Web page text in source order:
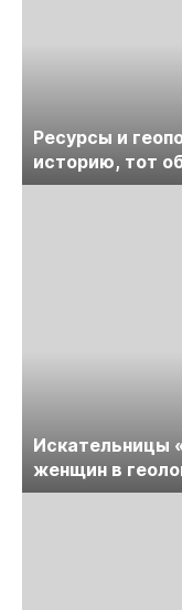
Ресурсы и
историю, тот
Искательницы
женщин в